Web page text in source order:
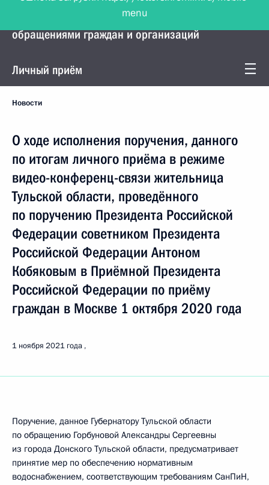
Управление Президента по работе с
обращениями граждан и организаций
Личный приём
Новости
О ходе исполнения поручения, данного
по итогам личного приёма в режиме
видео-конференц-связи жительница
Тульской области, проведённого
по поручению Президента Российской
Федерации советником Президента
Российской Федерации Антоном
Кобяковым в Приёмной Президента
Российской Федерации по приёму
граждан в Москве 1 октября 2020 года
1 ноября 2021 года
Поручение, данное Губернатору Тульской области
по обращению Горбуновой Александры Сергеевны
из города Донского Тульской области, предусматривает
принятие мер по обеспечению нормативным
водоснабжением, соответствующим требованиям СанПиН,
menu